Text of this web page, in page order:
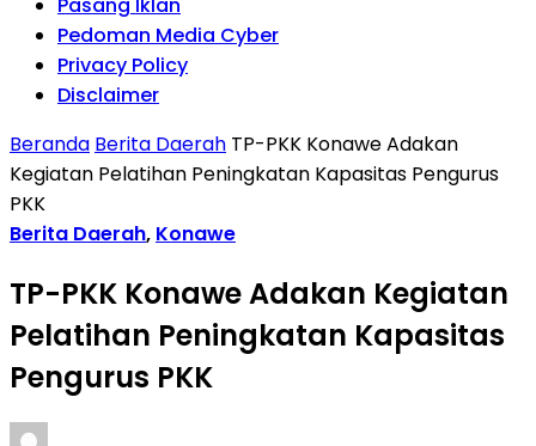
Pedoman Media Cyber
Privacy Policy
Disclaimer
Beranda Berita Daerah TP-PKK Konawe Adakan
Kegiatan Pelatihan Peningkatan Kapasitas Pengurus
PKK
Berita Daerah, Konawe
TP-PKK Konawe Adakan Kegiatan
Pelatihan Peningkatan Kapasitas
Pengurus PKK